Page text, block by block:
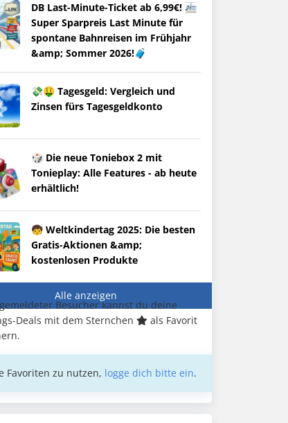
DB Last-Minute-Ticket ab 6,99€! 🚈
Super Sparpreis Last Minute für
spontane Bahnreisen im Frühjahr
&amp; Sommer 2026!🧳
💸🤑 Tagesgeld: Vergleich und
Zinsen fürs Tagesgeldkonto
🎲 Die neue Toniebox 2 mit
Tonieplay: Alle Features - ab heute
erhältlich!
🧒 Weltkindertag 2025: Die besten
Gratis-Aktionen &amp;
kostenlosen Produkte
Alle anzeigen
Besucher kannst du deine
Deals mit dem Sternchen
als Favorit
Favoriten zu nutzen, logge dich bitte ein.